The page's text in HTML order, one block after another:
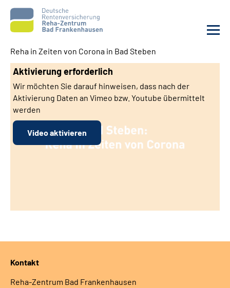
Unsere Klinik
Unsere Angebote
Service
Gebärdensprache
Reha in Zeiten von Corona in Bad Steben
Aktivierung erforderlich
Wir möchten Sie darauf hinweisen, dass nach der
Aktivierung Daten an Vimeo bzw. Youtube übermittelt
werden
Video aktivieren
Kontakt
Reha-Zentrum Bad Frankenhausen